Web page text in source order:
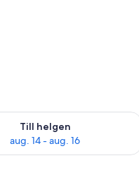
10
Till helgen
aug. 14 - aug. 16
tillgängligheten för den